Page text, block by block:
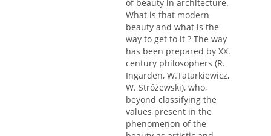
of beauty in architecture.
What is that modern
beauty and what is the
way to get to it ? The way
has been prepared by XX.
century philosophers (R.
Ingarden, W.Tatarkiewicz,
W. Stróżewski), who,
beyond classifying the
values present in the
phenomenon of the